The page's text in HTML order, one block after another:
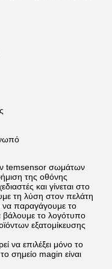
temsensor σωμάτων
της οθόνης
και γίνεται στο
τη λύση στον πελάτη
να παραγάγουμε το
το λογότυπο
εξατομίκευσης
να επιλέξει μόνο το
σημείο magin είναι